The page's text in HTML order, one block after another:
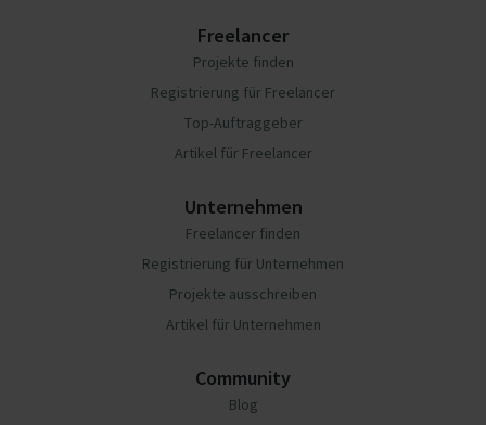
Freelancer
Projekte finden
Registrierung für Freelancer
Top-Auftraggeber
Artikel für Freelancer
Unternehmen
Freelancer finden
Registrierung für Unternehmen
Projekte ausschreiben
Artikel für Unternehmen
Community
Blog